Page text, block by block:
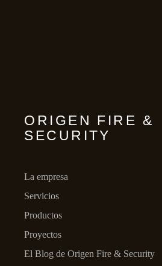
ORIGEN FIRE &
SECURITY
La empresa
Servicios
Productos
Proyectos
El Blog de Origen Fire & Security